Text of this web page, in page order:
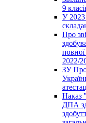
9
У 2023
Про
повної
2022/
ЗУ Про
Наказ
ДПА